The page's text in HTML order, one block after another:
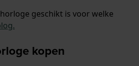
geschikt is voor welke
.
kopen